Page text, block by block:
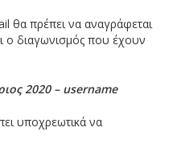
θα πρέπει να αναγράφεται
ο διαγωνισμός που έχουν
2020 – username
υποχρεωτικά να